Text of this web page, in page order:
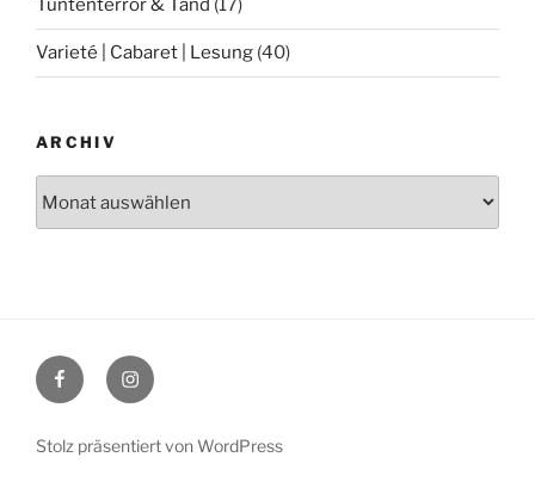
Tuntenterror & Tand (17)
Varieté | Cabaret | Lesung (40)
ARCHIV
FacebookInstagram
Stolz präsentiert von WordPress